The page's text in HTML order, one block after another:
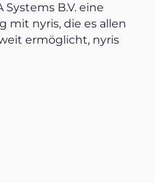
B.V. eine
mit nyris, die es allen
ermöglicht, nyris